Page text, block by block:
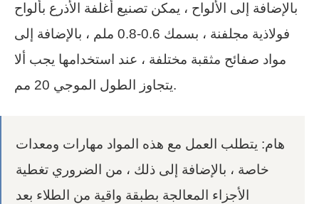
بالإضافة إلى الألواح ، يمكن تصنيع أغلفة الأذرع بألواح
فولاذية مجلفنة ، بسمك 0.6-0.8 ملم ، بالإضافة إلى
مواد صفائح مثقبة مختلفة ، عند استخدامها يجب ألا
يتجاوز الطول الموجي 20 مم.
هام: يتطلب العمل مع هذه المواد مهارات ومعدات
خاصة ، بالإضافة إلى ذلك ، من الضروري تغطية
الأجزاء المعالجة بطبقة واقية من الطلاء بعد